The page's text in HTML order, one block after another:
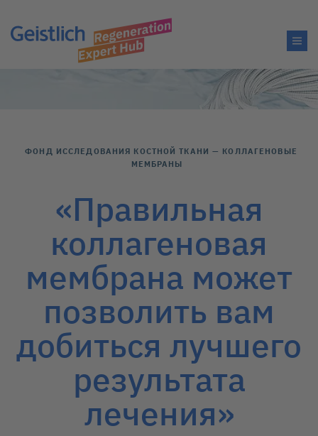
ФОНД ИССЛЕДОВАНИЯ КОСТНОЙ ТКАНИ — КОЛЛАГЕНОВЫЕ
МЕМБРАНЫ
«Правильная
коллагеновая
мембрана может
позволить вам
добиться лучшего
результата
лечения»